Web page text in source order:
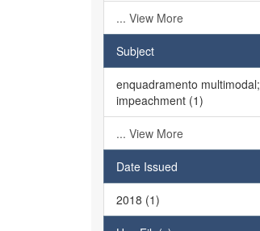
... View More
Subject
enquadramento multimodal;
impeachment (1)
... View More
Date Issued
2018 (1)